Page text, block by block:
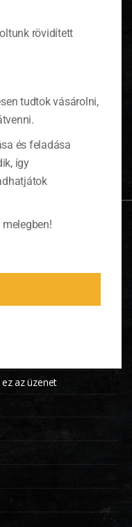
rövidített
tudtok vásárolni,
és feladása
így
az üzenet